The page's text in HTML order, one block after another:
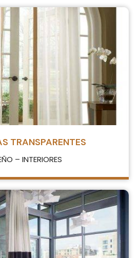
TRANSPARENTES
– INTERIORES